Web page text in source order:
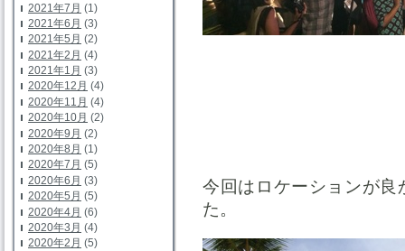
2021年7月 (1)
2021年6月 (3)
2021年5月 (2)
2021年2月 (4)
2021年1月 (3)
2020年12月 (4)
2020年11月 (4)
2020年10月 (2)
2020年9月 (2)
2020年8月 (1)
2020年7月 (5)
2020年6月 (3)
2020年5月 (5)
2020年4月 (6)
2020年3月 (4)
2020年2月 (5)
今回はロケーションが
た。